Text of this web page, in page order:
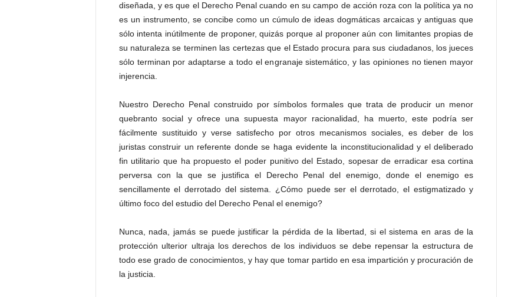
diseñada, y es que el Derecho Penal cuando en su campo de acción roza con la política ya no
es un instrumento, se concibe como un cúmulo de ideas dogmáticas arcaicas y antiguas que
sólo intenta inútilmente de proponer, quizás porque al proponer aún con limitantes propias de
su naturaleza se terminen las certezas que el Estado procura para sus ciudadanos, los jueces
sólo terminan por adaptarse a todo el engranaje sistemático, y las opiniones no tienen mayor
injerencia.
Nuestro Derecho Penal construido por símbolos formales que trata de producir un menor
quebranto social y ofrece una supuesta mayor racionalidad, ha muerto, este podría ser
fácilmente sustituido y verse satisfecho por otros mecanismos sociales, es deber de los
juristas construir un referente donde se haga evidente la inconstitucionalidad y el deliberado
fin utilitario que ha propuesto el poder punitivo del Estado, sopesar de erradicar esa cortina
perversa con la que se justifica el Derecho Penal del enemigo, donde el enemigo es
sencillamente el derrotado del sistema. ¿Cómo puede ser el derrotado, el estigmatizado y
último foco del estudio del Derecho Penal el enemigo?
Nunca, nada, jamás se puede justificar la pérdida de la libertad, si el sistema en aras de la
protección ulterior ultraja los derechos de los individuos se debe repensar la estructura de
todo ese grado de conocimientos, y hay que tomar partido en esa impartición y procuración de
la justicia.